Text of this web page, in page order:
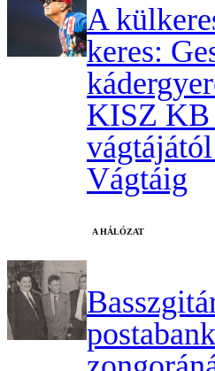
A
keres:
KISZ
Vágtáig
A HÁLÓZAT